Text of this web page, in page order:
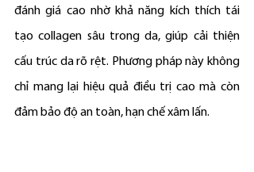
đánh giá cao nhờ khả năng kích thích tái
tạo collagen sâu trong da, giúp cải thiện
cấu trúc da rõ rệt. Phương pháp này không
chỉ mang lại hiệu quả điều trị cao mà còn
đảm bảo độ an toàn, hạn chế xâm lấn.